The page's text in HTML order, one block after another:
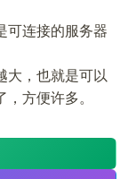
可连接的服务器
大，也就是可以
方便许多。